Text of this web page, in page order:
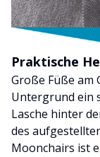
Praktische
Große Füße am
Untergrund ein
Lasche hinter
des
Moonchairs ist